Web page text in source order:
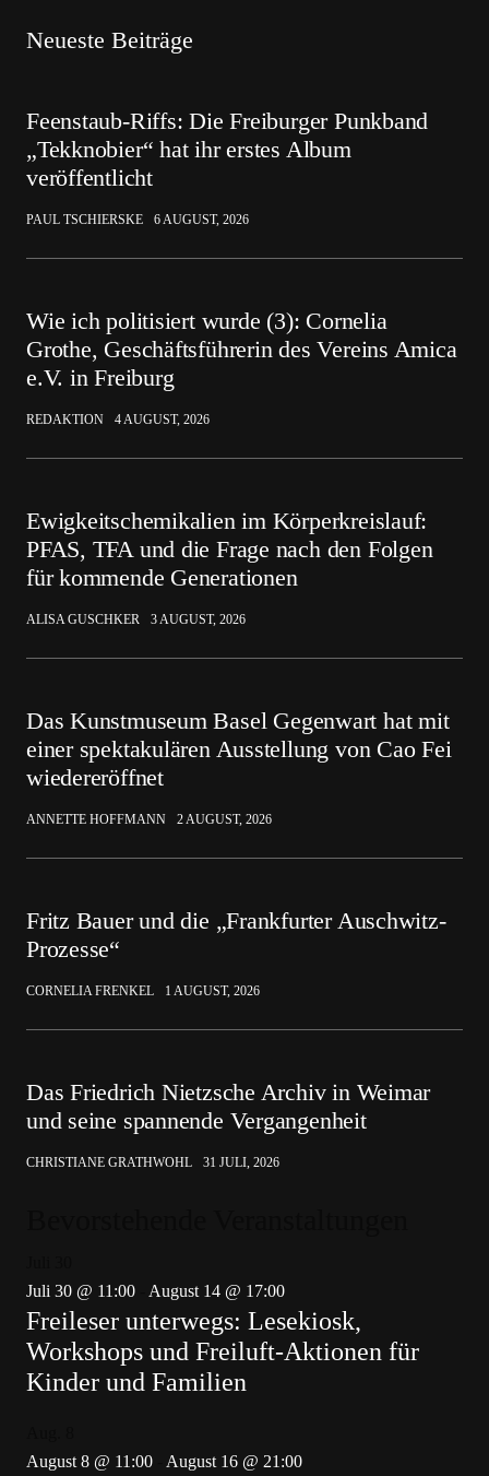
Neueste Beiträge
Feenstaub-Riffs: Die Freiburger Punkband
„Tekknobier“ hat ihr erstes Album
veröffentlicht
PAUL TSCHIERSKE 6 AUGUST, 2026
Wie ich politisiert wurde (3): Cornelia
Grothe, Geschäftsführerin des Vereins Amica
e.V. in Freiburg
REDAKTION 4 AUGUST, 2026
Ewigkeitschemikalien im Körperkreislauf:
PFAS, TFA und die Frage nach den Folgen
für kommende Generationen
ALISA GUSCHKER 3 AUGUST, 2026
Das Kunstmuseum Basel Gegenwart hat mit
einer spektakulären Ausstellung von Cao Fei
wiedereröffnet
ANNETTE HOFFMANN 2 AUGUST, 2026
Fritz Bauer und die „Frankfurter Auschwitz-
Prozesse“
CORNELIA FRENKEL 1 AUGUST, 2026
Das Friedrich Nietzsche Archiv in Weimar
und seine spannende Vergangenheit
CHRISTIANE GRATHWOHL 31 JULI, 2026
Juli 30 @ 11:00
August 14 @ 17:00
Freileser unterwegs: Lesekiosk,
Workshops und Freiluft-Aktionen für
Kinder und Familien
August 8 @ 11:00
August 16 @ 21:00